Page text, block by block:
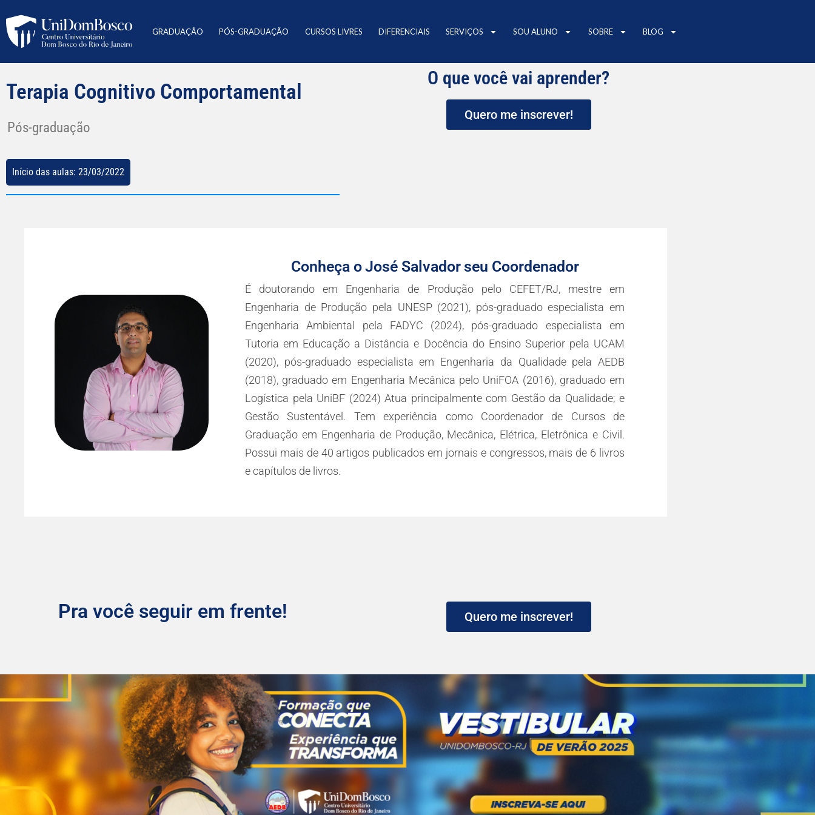
GRADUAÇÃO PÓS-GRADUAÇÃO CURSOS LIVRES DIFERENCIAIS SERVIÇOS SOU ALUNO SOBRE BLOG
Terapia Cognitivo Comportamental
Pós-graduação
Início das aulas: 23/03/2022
O que você vai aprender?
Quero me inscrever!
Conheça oJosé Salvador seu Coordenador
É doutorando em Engenharia de Produção pelo CEFET/RJ, mestre em
Engenharia de Produção pela UNESP (2021), pós-graduado especialista em
Engenharia Ambiental pela FADYC (2024), pós-graduado especialista em
Tutoria em Educação a Distância e Docência do Ensino Superior pela UCAM
(2020), pós-graduado especialista em Engenharia da Qualidade pela AEDB
(2018), graduado em Engenharia Mecânica pelo UniFOA (2016), graduado em
Logística pela UniBF (2024) Atua principalmente com Gestão da Qualidade; e
Gestão Sustentável. Tem experiência como Coordenador de Cursos de
Graduação em Engenharia de Produção, Mecânica, Elétrica, Eletrônica e Civil.
Possui mais de 40 artigos publicados em jornais e congressos, mais de 6 livros
e capítulos de livros.
Pra você seguir em frente! Quero me inscrever!